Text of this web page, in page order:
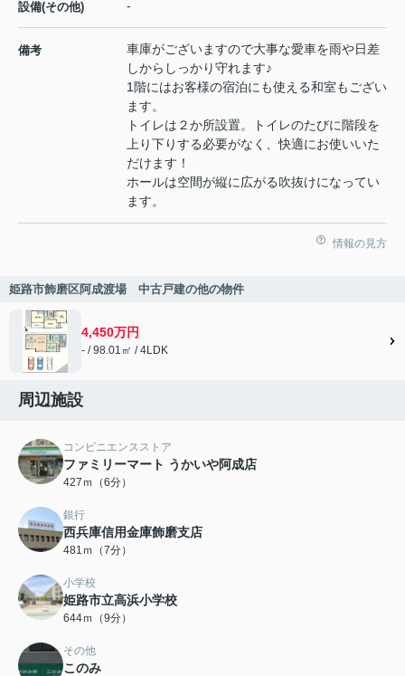
設備(その他) -
備考
車庫がございますので大事な愛車を雨や日差
しからしっかり守れます♪
1階にはお客様の宿泊にも使える和室もござい
ます。
トイレは２か所設置。トイレのたびに階段を
上り下りする必要がなく、快適にお使いいた
だけます！
ホールは空間が縦に広がる吹抜けになってい
ます。
情報の見方
姫路市飾磨区阿成渡場 中古戸建の他の物件
4,450万円
- / 98.01㎡ / 4LDK
周辺施設
コンビニエンスストア
ファミリーマート うかいや阿成店
427ｍ（6分）
銀行
西兵庫信用金庫飾磨支店
481ｍ（7分）
小学校
姫路市立高浜小学校
644ｍ（9分）
その他
このみ